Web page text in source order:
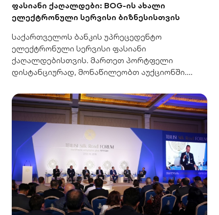
ფასიანი ქაღალდები: BOG-ის ახალი
ელექტრონული სერვისი ბიზნესისთვის
საქართველოს ბანკის უპრეცედენტო
ელექტრონული სერვისი ფასიანი
ქაღალდებისთვის. მართეთ პორტფელი
დისტანციურად, მონაწილეობთ აუქციონში.